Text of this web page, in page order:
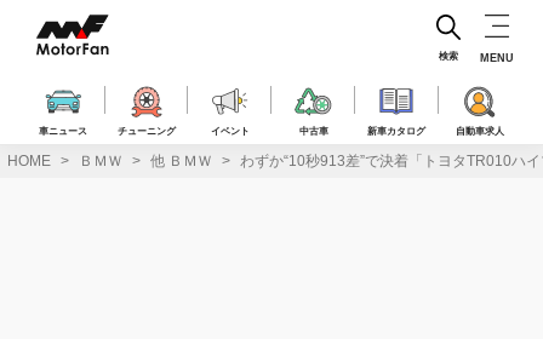
ス
車ニュース チューニング イベント 中古車 新車カタログ 自動車求人
検索 MENU
HOME ＢＭＷ 他 ＢＭＷ わずか“10秒913差”で決着「トヨタTR010ハ